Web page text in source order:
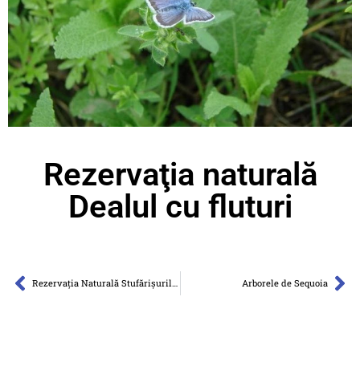
Rezervaţia naturală
Dealul cu fluturi
Rezervația Naturală Stufărişurile de la Sic Arborele de Sequoia